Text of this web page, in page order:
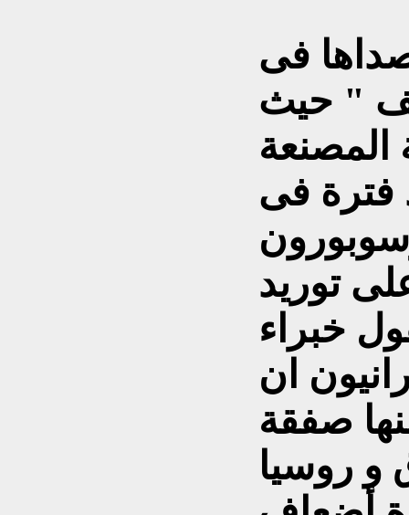
فى
" حيث
المصنعة
فترة فى
توريد
خبراء
ان
صفقة
و روسيا